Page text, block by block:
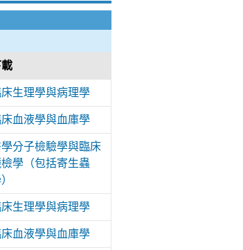
床生理學與病理學
床血液學與血庫學
分子檢驗學與臨床
學（包括寄生蟲
床生理學與病理學
床血液學與血庫學